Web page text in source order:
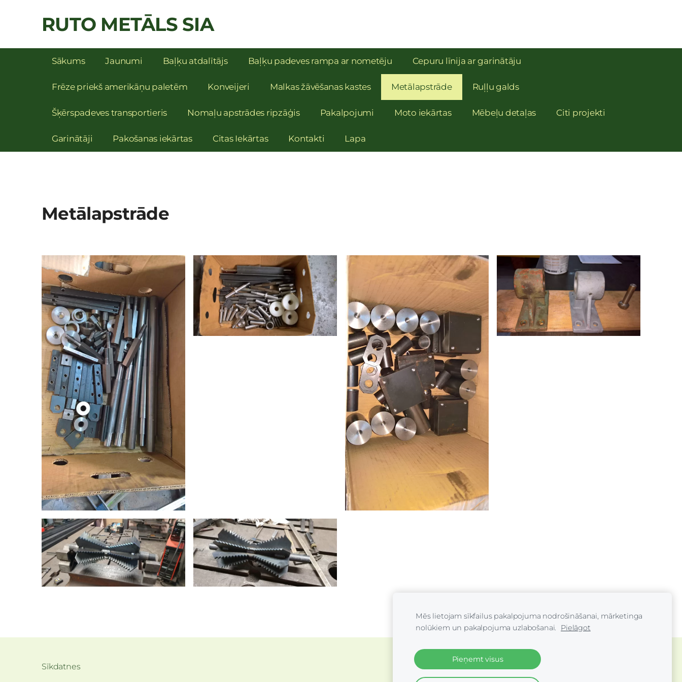
RUTO METĀLS SIA
Sākums Jaunumi Baļķu atdalītājs Baļķu padeves rampa ar nometēju Cepuru līnija ar garinātāju
Frēze priekš amerikāņu paletēm Konveijeri Malkas žāvēšanas kastes Metālapstrāde Ruļļu galds
Šķērspadeves transportieris Nomaļu apstrādes ripzāģis Pakalpojumi Moto iekārtas Mēbeļu detaļas Citi projekti
Garinātāji Pakošanas iekārtas Citas Iekārtas Kontakti Lapa
Metālapstrāde
Sīkdatnes
Mēs lietojam sīkfailus pakalpojuma nodrošināšanai, mārketinga
nolūkiem un pakalpojuma uzlabošanai.
Pielāgot
Pieņemt visus